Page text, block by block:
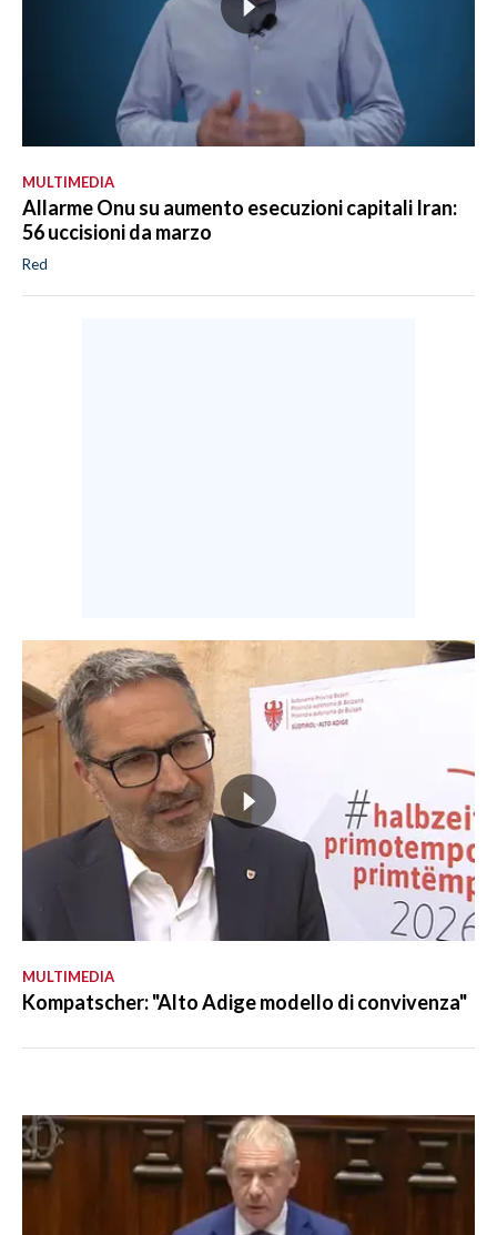
MULTIMEDIA
Allarme Onu su aumento esecuzioni capitali Iran:
56 uccisioni da marzo
Red
MULTIMEDIA
Kompatscher: "Alto Adige modello di convivenza"